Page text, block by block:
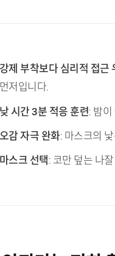
(핵심 요약)
강제 부착보다 심리적 접근
먼저입니다.
낮 시간 3분 적응 훈련: 밤
오감 자극 완화: 마스크의
마스크 선택: 코만 덮는 나